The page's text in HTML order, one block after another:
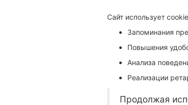
Сайт использует
Запоминания
Повышения
Анализа
Реализации
Продолжая